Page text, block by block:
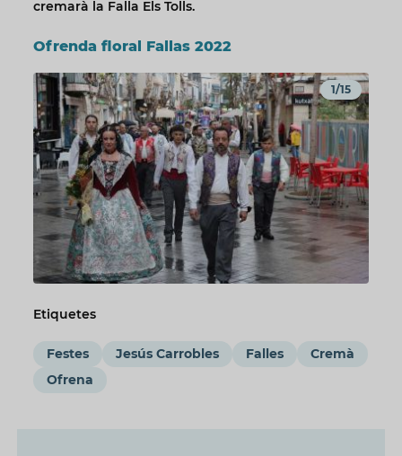
cremarà la Falla Els Tolls.
Ofrenda floral Fallas 2022
1/15
Etiquetes
Festes Jesús Carrobles Falles
Cremà
Ofrena